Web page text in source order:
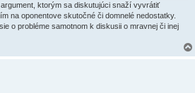
ktorým sa diskutujúci snaží vyvrátiť
na oponentove skutočné či domnelé nedostatky.
o probléme samotnom k diskusii o mravnej či inej